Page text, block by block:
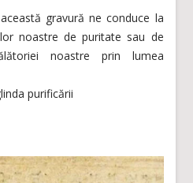
gravură ne conduce la
noastre de puritate sau de
noastre prin lumea
purificării